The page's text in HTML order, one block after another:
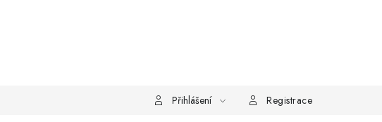
Přihlášení Registrace